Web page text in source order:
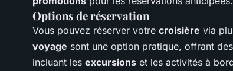
Options de réservation
Vous pouvez réserver votre croisière via
voyage sont une option pratique, offrant
incluant les excursions et les activités à